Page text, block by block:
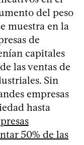
del peso
muestra en la
de
capitales
las ventas de
Sin
empresas
hasta
50% de las